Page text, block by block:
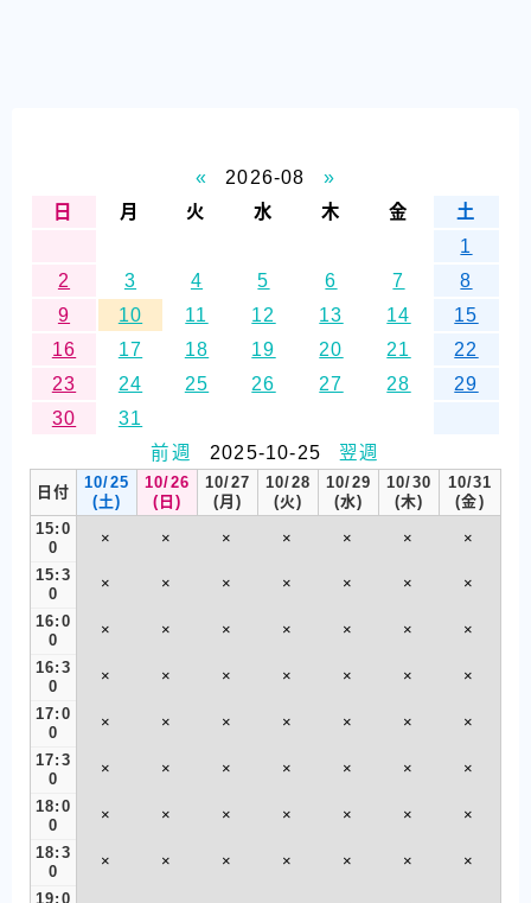
« 2026-08
»
日
月 火 水 木 金
土
1
2
3 4 5 6 7
8
9
10 11 12 13 14
15
16
17 18 19 20 21
22
23
24 25 26 27 28
29
30
31
前週
2025-10-25 翌週
日付
10/25
(土)
10/26
(日)
10/27
(月)
10/28
(火)
10/29
(水)
10/30
(木)
10/31
(金)
15:0
0
× × × × × × ×
15:3
0
× × × × × × ×
16:0
0
× × × × × × ×
16:3
0
× × × × × × ×
17:0
0
× × × × × × ×
17:3
0
× × × × × × ×
18:0
0
× × × × × × ×
18:3
0
× × × × × × ×
19:0